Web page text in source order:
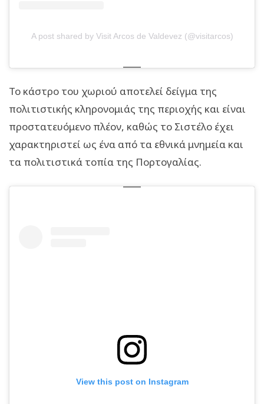
A post shared by Visit Arcos de Valdevez (@visitarcos)
Το κάστρο του χωριού αποτελεί δείγμα της
πολιτιστικής κληρονομιάς της περιοχής και είναι
προστατευόμενο πλέον, καθώς το Σιστέλο έχει
χαρακτηριστεί ως ένα από τα εθνικά μνημεία και
τα πολιτιστικά τοπία της Πορτογαλίας.
View this post on Instagram